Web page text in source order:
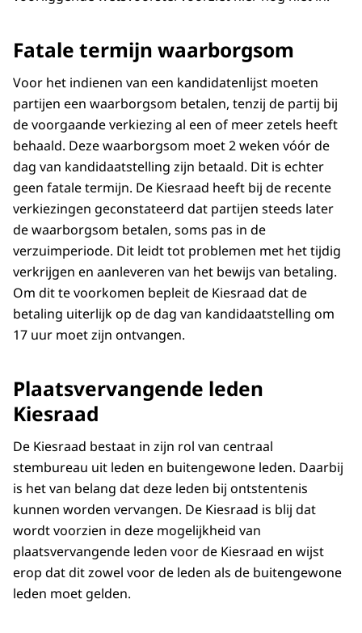
Fatale termijn waarborgsom
Voor het indienen van een kandidatenlijst moeten
partijen een waarborgsom betalen, tenzij de partij bij
de voorgaande verkiezing al een of meer zetels heeft
behaald. Deze waarborgsom moet 2 weken vóór de
dag van kandidaatstelling zijn betaald. Dit is echter
geen fatale termijn. De Kiesraad heeft bij de recente
verkiezingen geconstateerd dat partijen steeds later
de waarborgsom betalen, soms pas in de
verzuimperiode. Dit leidt tot problemen met het tijdig
verkrijgen en aanleveren van het bewijs van betaling.
Om dit te voorkomen bepleit de Kiesraad dat de
betaling uiterlijk op de dag van kandidaatstelling om
17 uur moet zijn ontvangen.
Plaatsvervangende leden
Kiesraad
De Kiesraad bestaat in zijn rol van centraal
stembureau uit leden en buitengewone leden. Daarbij
is het van belang dat deze leden bij ontstentenis
kunnen worden vervangen. De Kiesraad is blij dat
wordt voorzien in deze mogelijkheid van
plaatsvervangende leden voor de Kiesraad en wijst
erop dat dit zowel voor de leden als de buitengewone
leden moet gelden.